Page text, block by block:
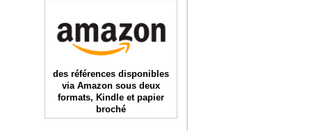
des références disponibles
via Amazon sous deux
formats, Kindle et papier
broché